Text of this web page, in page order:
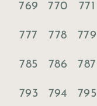
769 770 771
777 778 779
785 786 787
793 794 795